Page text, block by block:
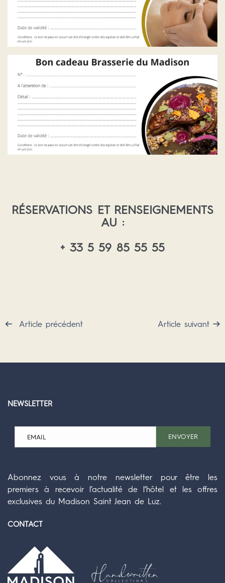
RÉSERVATIONS ET RENSEIGNEMENTS
AU :
+ 33 5 59 85 55 55
Article précédent Article suivant
NEWSLETTER
ENVOYER
Abonnez vous à notre newsletter pour être les
premiers à recevoir l’actualité de l’hôtel et les offres
exclusives du Madison Saint Jean de Luz.
CONTACT